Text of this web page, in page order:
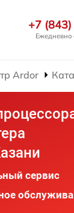
+7
Ежедневно
Ardor
сервис